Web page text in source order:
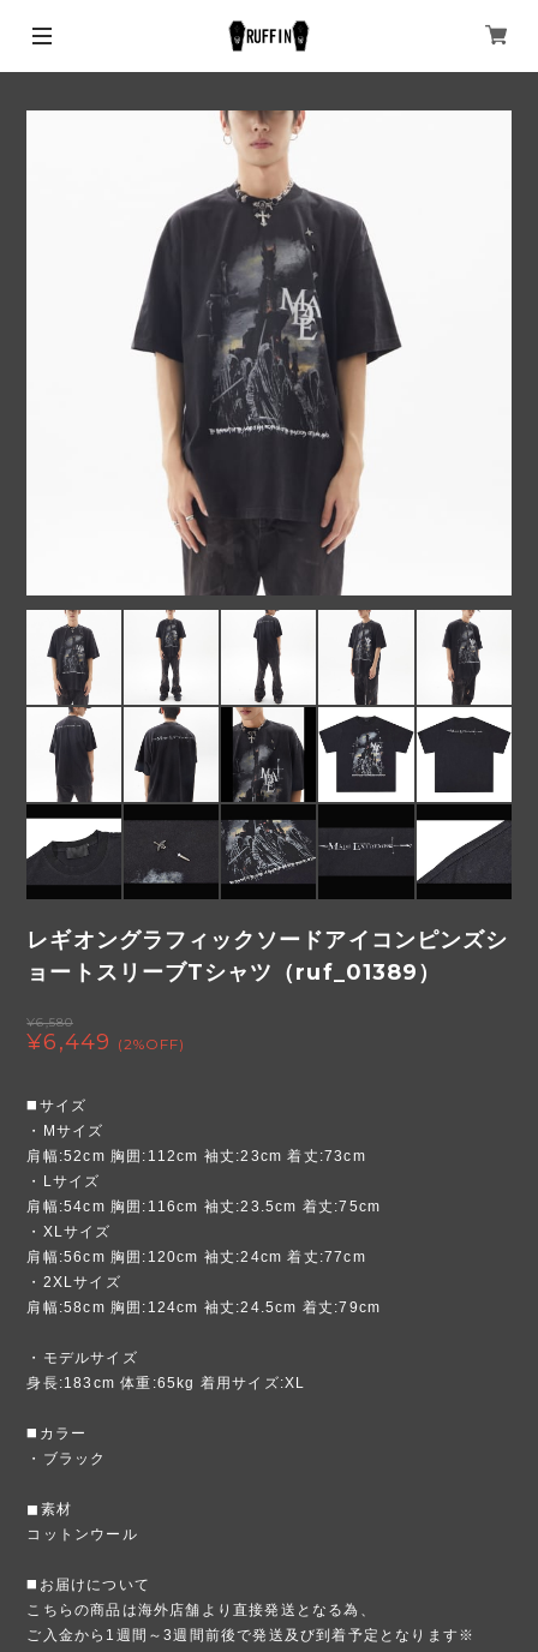
レギオングラフィックソードアイコンピンズシ
ョートスリーブTシャツ（ruf_01389）
¥6,580
¥6,449 (2%OFF)
◼️サイズ
・Mサイズ
肩幅:52cm 胸囲:112cm 袖丈:23cm 着丈:73cm
・Lサイズ
肩幅:54cm 胸囲:116cm 袖丈:23.5cm 着丈:75cm
・XLサイズ
肩幅:56cm 胸囲:120cm 袖丈:24cm 着丈:77cm
・2XLサイズ
肩幅:58cm 胸囲:124cm 袖丈:24.5cm 着丈:79cm
・モデルサイズ
身長:183cm 体重:65kg 着用サイズ:XL
◼️カラー
・ブラック
◼素材
コットンウール
◼️お届けについて
こちらの商品は海外店舗より直接発送となる為、
ご入金から1週間～3週間前後で発送及び到着予定となります※